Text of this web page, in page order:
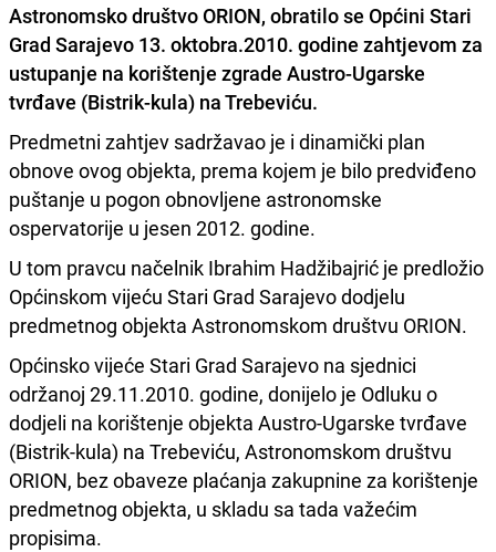
Astronomsko društvo ORION, obratilo se Općini Stari
Grad Sarajevo 13. oktobra.2010. godine zahtjevom za
ustupanje na korištenje zgrade Austro-Ugarske
tvrđave (Bistrik-kula) na Trebeviću.
Predmetni zahtjev sadržavao je i dinamički plan
obnove ovog objekta, prema kojem je bilo predviđeno
puštanje u pogon obnovljene astronomske
ospervatorije u jesen 2012. godine.
U tom pravcu načelnik Ibrahim Hadžibajrić je predložio
Općinskom vijeću Stari Grad Sarajevo dodjelu
predmetnog objekta Astronomskom društvu ORION.
Općinsko vijeće Stari Grad Sarajevo na sjednici
održanoj 29.11.2010. godine, donijelo je Odluku o
dodjeli na korištenje objekta Austro-Ugarske tvrđave
(Bistrik-kula) na Trebeviću, Astronomskom društvu
ORION, bez obaveze plaćanja zakupnine za korištenje
predmetnog objekta, u skladu sa tada važećim
propisima.